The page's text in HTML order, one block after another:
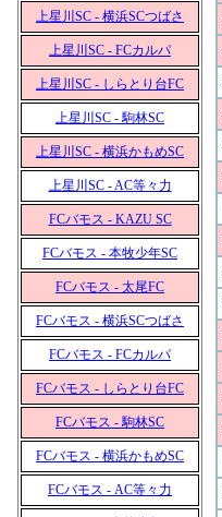
上星川SC - 横浜SCつばさ
上星川SC - FCカルパ
上星川SC - しらとり台FC
上星川SC - 駒林SC
上星川SC - 横浜かもめSC
上星川SC - AC等々力
FCバモス - KAZU SC
FCバモス - 本牧少年SC
FCバモス - 太尾FC
FCバモス - 横浜SCつばさ
FCバモス - FCカルパ
FCバモス - しらとり台FC
FCバモス - 駒林SC
FCバモス - 横浜かもめSC
FCバモス - AC等々力